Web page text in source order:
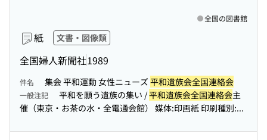
紙 文書・図像類
全国婦人新聞社1989
全国の図書館
件名 集会 平和運動 女性ニューズ平和遺族会全国連絡会
一般注記 平和を願う遺族の集い /平和遺族会全国連絡会主
催（東京・お茶の水・全電通会館） 媒体:印画紙 印刷種別:...